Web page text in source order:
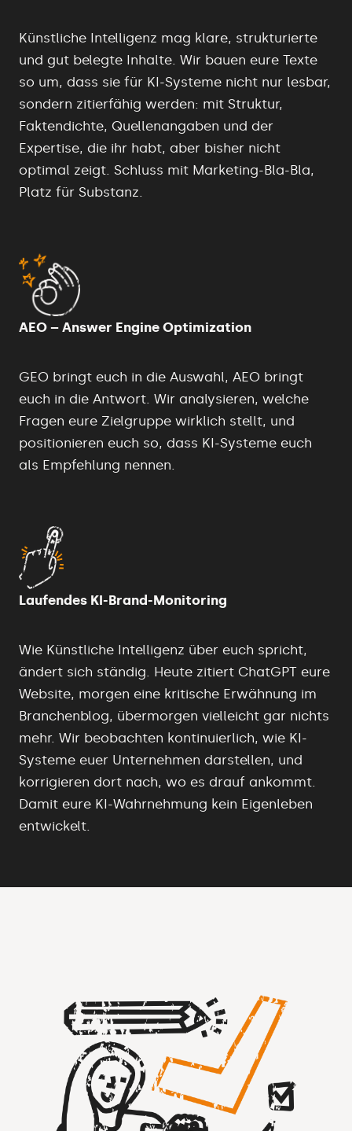
Künstliche Intelligenz mag klare, strukturierte
und gut belegte Inhalte. Wir bauen eure Texte
so um, dass sie für KI-Systeme nicht nur lesbar,
sondern zitierfähig werden: mit Struktur,
Faktendichte, Quellenangaben und der
Expertise, die ihr habt, aber bisher nicht
optimal zeigt. Schluss mit Marketing-Bla-Bla,
Platz für Substanz.
AEO – Answer Engine Optimization
GEO bringt euch in die Auswahl, AEO bringt
euch in die Antwort. Wir analysieren, welche
Fragen eure Zielgruppe wirklich stellt, und
positionieren euch so, dass KI-Systeme euch
als Empfehlung nennen.
Laufendes KI-Brand-Monitoring
Wie Künstliche Intelligenz über euch spricht,
ändert sich ständig. Heute zitiert ChatGPT eure
Website, morgen eine kritische Erwähnung im
Branchenblog, übermorgen vielleicht gar nichts
mehr. Wir beobachten kontinuierlich, wie KI-
Systeme euer Unternehmen darstellen, und
korrigieren dort nach, wo es drauf ankommt.
Damit eure KI-Wahrnehmung kein Eigenleben
entwickelt.